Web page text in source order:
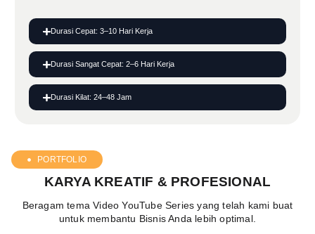
Durasi Cepat: 3–10 Hari Kerja
Durasi Sangat Cepat: 2–6 Hari Kerja
Durasi Kilat: 24–48 Jam
PORTFOLIO
KARYA KREATIF & PROFESIONAL
Beragam tema Video YouTube Series yang telah kami buat
untuk membantu Bisnis Anda lebih optimal.